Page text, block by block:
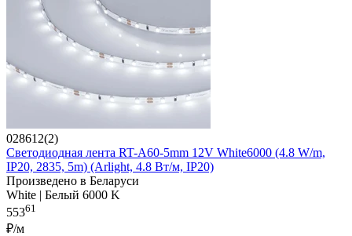
028612(2)
Светодиодная лента RT-A60-5mm 12V White6000 (4.8 W/m,
IP20, 2835, 5m) (Arlight, 4.8 Вт/м, IP20)
Произведено в Беларуси
White | Белый 6000 K
55361
₽/м